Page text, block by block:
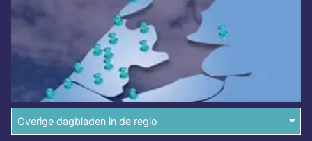
Overige dagbladen in de regio